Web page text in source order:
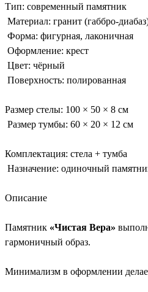
Тип: современный памятник
Материал: гранит (габбро-
Форма: фигурная, лаконичная
Оформление: крест
Цвет: чёрный
Поверхность: полированная
Размер стелы: 100 × 50 × 8 см
Размер тумбы: 60 × 20 × 12 см
Комплектация: стела + тумба
Назначение: одиночный
Описание
Памятник «Чистая Вера»
гармоничный образ.
Минимализм в оформлении